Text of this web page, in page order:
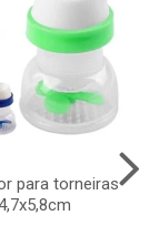
para torneiras